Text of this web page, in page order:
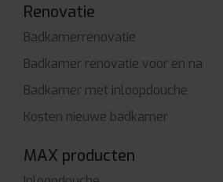
Renovatie
Badkamerrenovatie
Badkamer renovatie voor en na
Badkamer met inloopdouche
Kosten nieuwe badkamer
MAX producten